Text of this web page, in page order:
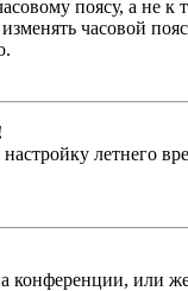
поясу, а не
часовой
летнего
конференции, или